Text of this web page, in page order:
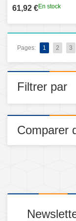
61,92 €En stock
Pages: 1 2 3
Filtrer par
Comparer